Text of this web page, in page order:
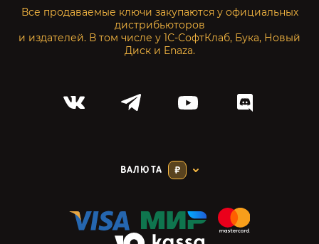
Все продаваемые ключи закупаются у официальных
дистрибьюторов
и издателей. В том числе у 1С-СофтКлаб, Бука, Новый
Диск и Enaza.
ВАЛЮТА ₽